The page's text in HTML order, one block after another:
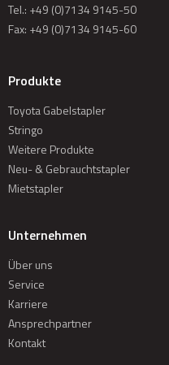
Tel.: +49 (0)7134 9145-50
Fax: +49 (0)7134 9145-60
Produkte
Toyota Gabelstapler
Stringo
Weitere Produkte
Neu- & Gebrauchtstapler
Mietstapler
Unternehmen
Über uns
Service
Karriere
Ansprechpartner
Kontakt